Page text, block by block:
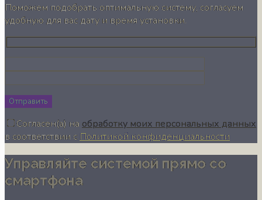
Поможем подобрать оптимальную систему, согласуем
удобную для вас дату и время установки.
Отправить
Согласен(а) на обработку моих персональных данных
в соответствии сПолитикой конфиденциальности
Управляйте системой прямо со
смартфона